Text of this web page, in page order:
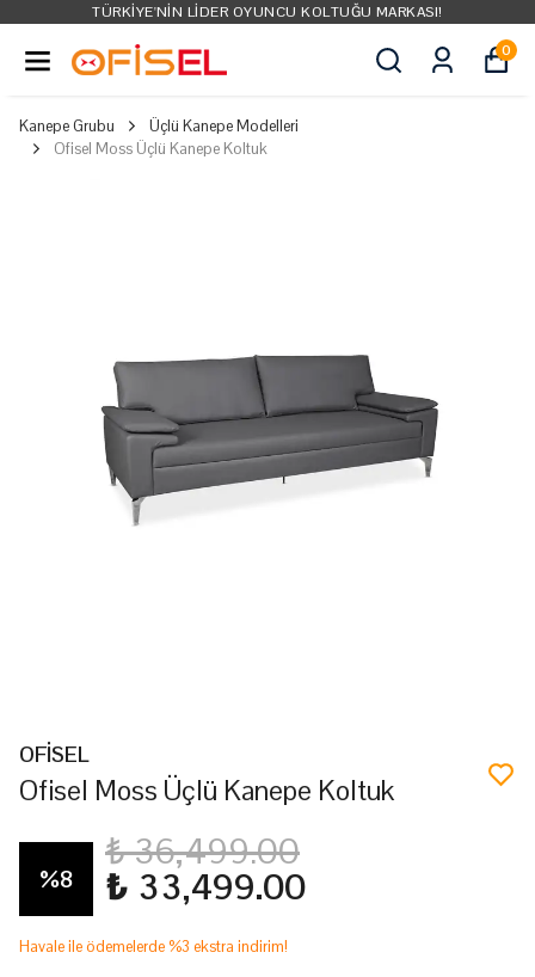
TÜRKIYE'NIN LIDER OYUNCU KOLTUĞU MARKASI!
0
Kanepe Grubu
Üçlü Kanepe Modelleri
Ofisel Moss Üçlü Kanepe Koltuk
OFİSEL
Ofisel Moss Üçlü Kanepe Koltuk
%8
₺ 36,499.00
₺ 33,499.00
Havale ile ödemelerde %3 ekstra indirim!